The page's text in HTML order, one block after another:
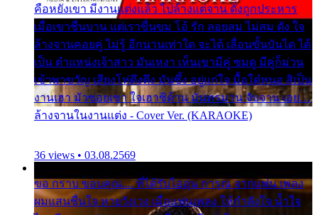
คือหยังเขา มีงานแต่งแล้ว ไปล้างแต่จาน ดั่งถูกประหาร
เมื่อเขาชื่นบาน แต่เราขื่นขม โอ้ รัก ลอยลม ไม่สม ดัง ใจ
ล้างจานคอยคู่ ไม่รู้ อีกนานเท่าใด จะได้ เลื่อนขั้นบันได ได้
เป็น ตำแหน่งเจ้าสาว มันเหงา เห็นเขามีคู่ ซมดู มีคู่ก็ม่วน
เข้าพาขวัญ เสียงโห่ตึงตึง มันซึ้ง อยู่แก่ใจ มื้อใด๋หนอ สิเป็น
งานเฮา มัวซอยเขา ใจเฮาซิด้าน มันทรมาน จับจาน เอย…
ล้างจานในงานแต่ง - Cover Ver. (KARAOKE)
36 views • 03.08.2569
ขอ กราบ ขอบคุณ.... ที่ได้รับไออุ่น การุณ จากแฟน เพลง
ผมแสนชื่นใจ หายวังเวง เมื่อแฟนเพลง ให้กำลังใจ น้ำใจ